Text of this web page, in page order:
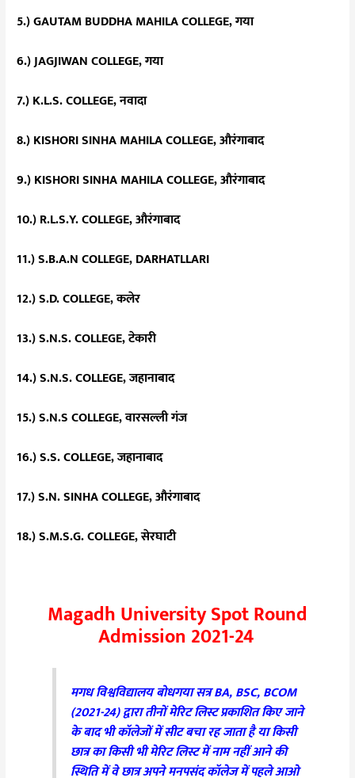
5.) GAUTAM BUDDHA MAHILA COLLEGE, गया
6.) JAGJIWAN COLLEGE, गया
7.) K.L.S. COLLEGE, नवादा
8.) KISHORI SINHA MAHILA COLLEGE, औरंगाबाद
9.) KISHORI SINHA MAHILA COLLEGE, औरंगाबाद
10.) R.L.S.Y. COLLEGE, औरंगाबाद
11.) S.B.A.N COLLEGE, DARHATLLARI
12.) S.D. COLLEGE, कलेर
13.) S.N.S. COLLEGE, टेकारी
14.) S.N.S. COLLEGE, जहानाबाद
15.) S.N.S COLLEGE, वारसल्ली गंज
16.) S.S. COLLEGE, जहानाबाद
17.) S.N. SINHA COLLEGE, औरंगाबाद
18.) S.M.S.G. COLLEGE, सेरघाटी
Magadh University Spot Round
Admission 2021-24
मगध विश्वविद्यालय बोधगया सत्र BA, BSC, BCOM
(2021-24) द्वारा तीनों मेरिट लिस्ट प्रकाशित किए जाने
के बाद भी कॉलेजों में सीट बचा रह जाता है या किसी
छात्र का किसी भी मेरिट लिस्ट में नाम नहीं आने की
स्थिति में वे छात्र अपने मनपसंद कॉलेज में पहले आओ